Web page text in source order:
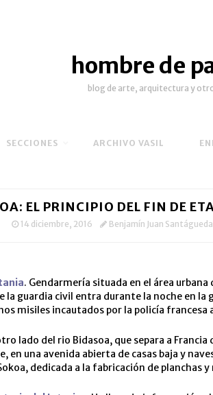
hombre de
blog de arte, arquitectura y
SECCIONES ARCHIVO VASIL
EL PRINCIPIO DEL FIN DE
14 diciembre, 2016 Benjamín Juan Santágueda
. Gendarmería situada en el área urbana
la guardia civil entra durante la noche en la
misiles incautados por la policía francesa
lado del rio Bidasoa, que separa a Francia
en una avenida abierta de casas baja y
dedicada a la fabricación de planchas